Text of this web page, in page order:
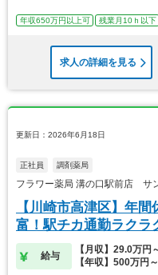
年収650万円以上可 残業月10ｈ以下
求人の詳細を見る
更新日：2026年6月18日
正社員 調剤薬局
フラワー薬局 溝の口駅前店 サ
【川崎市高津区】年
富！駅チカ通勤ラクラ
給与
【月収】29.0万円
【年収】500万円